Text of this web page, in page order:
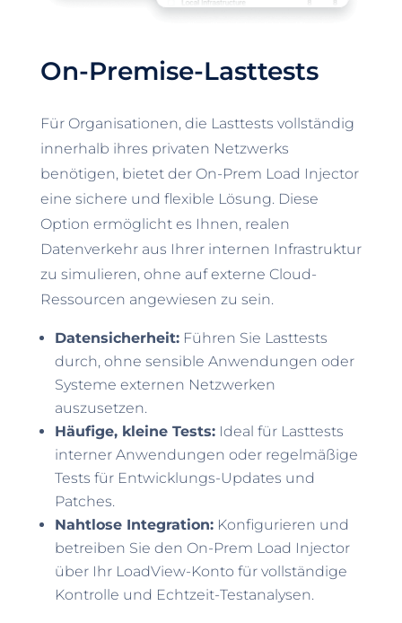
On-Premise-Lasttests
Für Organisationen, die Lasttests vollständig
innerhalb ihres privaten Netzwerks
benötigen, bietet der On-Prem Load Injector
eine sichere und flexible Lösung. Diese
Option ermöglicht es Ihnen, realen
Datenverkehr aus Ihrer internen Infrastruktur
zu simulieren, ohne auf externe Cloud-
Ressourcen angewiesen zu sein.
Datensicherheit:Führen Sie Lasttests
durch, ohne sensible Anwendungen oder
Systeme externen Netzwerken
auszusetzen.
Häufige, kleine Tests:Ideal für Lasttests
interner Anwendungen oder regelmäßige
Tests für Entwicklungs-Updates und
Patches.
Nahtlose Integration:Konfigurieren und
betreiben Sie den On-Prem Load Injector
über Ihr LoadView-Konto für vollständige
Kontrolle und Echtzeit-Testanalysen.